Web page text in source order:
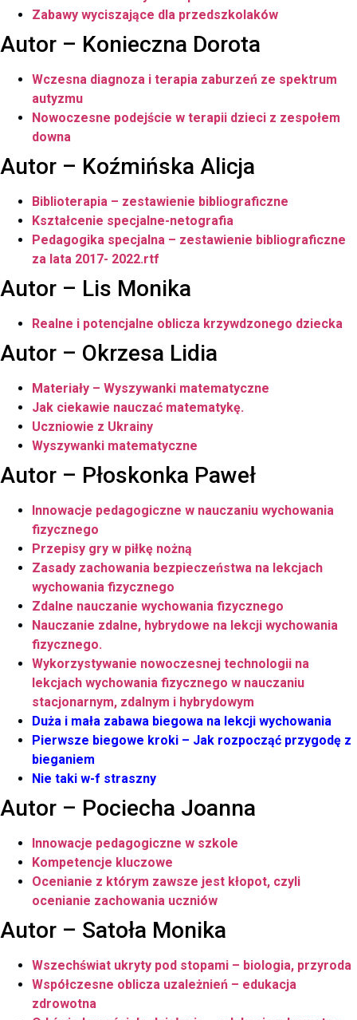
Zabawy wyciszające dla przedszkolaków
Autor – Konieczna Dorota
Wczesna diagnoza i terapia zaburzeń ze spektrum
autyzmu
Nowoczesne podejście w terapii dzieci z zespołem
downa
Autor – Koźmińska Alicja
Biblioterapia – zestawienie bibliograficzne
Kształcenie specjalne-netografia
Pedagogika specjalna – zestawienie bibliograficzne
za lata 2017- 2022.rtf
Autor – Lis Monika
Realne i potencjalne oblicza krzywdzonego dziecka
Autor – Okrzesa Lidia
Materiały – Wyszywanki matematyczne
Jak ciekawie nauczać matematykę.
Uczniowie z Ukrainy
Wyszywanki matematyczne
Autor – Płoskonka Paweł
Innowacje pedagogiczne w nauczaniu wychowania
fizycznego
Przepisy gry w piłkę nożną
Zasady zachowania bezpieczeństwa na lekcjach
wychowania fizycznego
Zdalne nauczanie wychowania fizycznego
Nauczanie zdalne, hybrydowe na lekcji wychowania
fizycznego.
Wykorzystywanie nowoczesnej technologii na
lekcjach wychowania fizycznego w nauczaniu
stacjonarnym, zdalnym i hybrydowym
Duża i mała zabawa biegowa na lekcji wychowania
Pierwsze biegowe kroki – Jak rozpocząć przygodę z
bieganiem
Nie taki w-f straszny
Autor – Pociecha Joanna
Innowacje pedagogiczne w szkole
Kompetencje kluczowe
Ocenianie z którym zawsze jest kłopot, czyli
ocenianie zachowania uczniów
Autor – Satoła Monika
Wszechświat ukryty pod stopami – biologia, przyroda
Współczesne oblicza uzależnień – edukacja
zdrowotna